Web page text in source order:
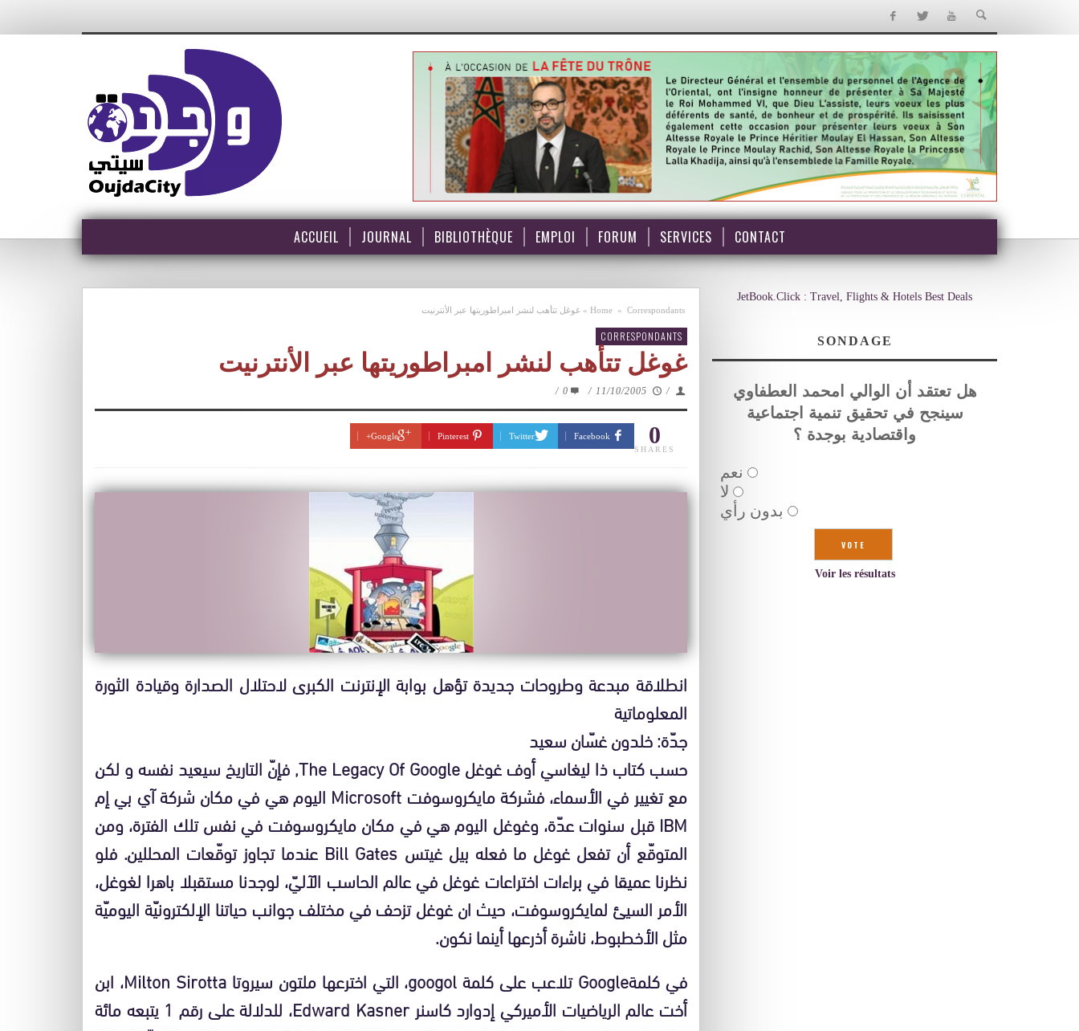
ACCUEIL JOURNAL BIBLIOTHÈQUE EMPLOI FORUM SERVICES CONTACT
Home » Correspondants
» غوغل تتأهب لنشر امبراطوريتها عبر الأنترنيت
CORRESPONDANTS
غوغل تتأهب لنشر امبراطوريتها عبر الأنترنيت
/
11/10/2005
/
0
/
0
SHARES
Facebook
Twitter
Pinterest
Google+
انطلاقة مبدعة وطروحات جديدة تؤهل بوابة الإنترنت الكبرى لاحتلال الصدارة وقيادة الثورة
المعلوماتية
جدّة: خلدون غسّان سعيد
حسب كتاب ذا ليغاسي أوف غوغل The Legacy Of Google, فإنّ التاريخ سيعيد نفسه و لكن
مع تغيير في الأسماء، فشركة مايكروسوفت Microsoft اليوم هي في مكان شركة آي بي إم
IBM قبل سنوات عدّة، وغوغل اليوم هي في مكان مايكروسوفت في نفس تلك الفترة، ومن
المتوقّع أن تفعل غوغل ما فعله بيل غيتس Bill Gates عندما تجاوز توقّعات المحللين. فلو
نظرنا عميقا في براءات اختراعات غوغل في عالم الحاسب الآليّ، لوجدنا مستقبلا باهرا لغوغل،
الأمر السيئ لمايكروسوفت، حيث ان غوغل تزحف في مختلف جوانب حياتنا الإلكترونيّة اليوميّة
مثل الأخطبوط، ناشرة أذرعها أينما نكون.
في كلمةGoogle تلاعب على كلمة googol، التي اخترعها ملتون سيروتا Milton Sirotta، ابن
أخت عالم الرياضيات الأميركي إدوارد كاسنر Edward Kasner، للدلالة على رقم 1 يتبعه مائة
JetBook.Click : Travel, Flights & Hotels Best Deals
SONDAGE
هل تعتقد أن الوالي امحمد العطفاوي
سينجح في تحقيق تنمية اجتماعية
واقتصادية بوجدة ؟
نعم
لا
بدون رأي
Voir les résultats